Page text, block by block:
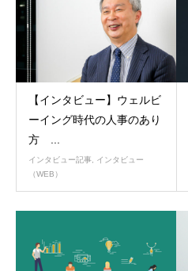
【インタビュー】ウェルビ
ーイング時代の人事のあり
方 ...
インタビュー記事, インタビュー
（WEB）